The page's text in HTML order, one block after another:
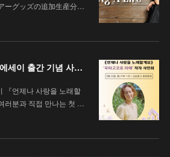
ーグッズの追加生産分…
🎶 [우타고코로 리에 첫 에세이 출간 기념 사인회 안내 / 歌心りえ 初エッセイ出版記念サイン会のお知らせ]
『언제나 사랑을 노래할
러분과 직접 만나는 첫 …